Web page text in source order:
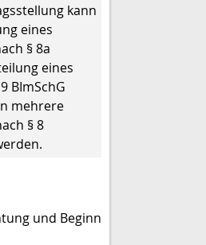
kann
eines
§ 8a
eines
BImSchG
mehrere
§ 8
und Beginn